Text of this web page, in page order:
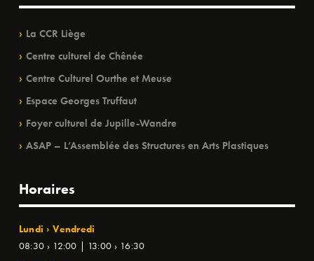
La CCR Liège
Centre culturel de Chênée
Centre Culturel Ourthe et Meuse
Espace Georges Truffaut
Foyer culturel de Jupille-Wandre
ASAP – L’Assemblée des Structures en Arts Plastiques
Horaires
Lundi › Vendredi
08:30 › 12:00 | 13:00 › 16:30